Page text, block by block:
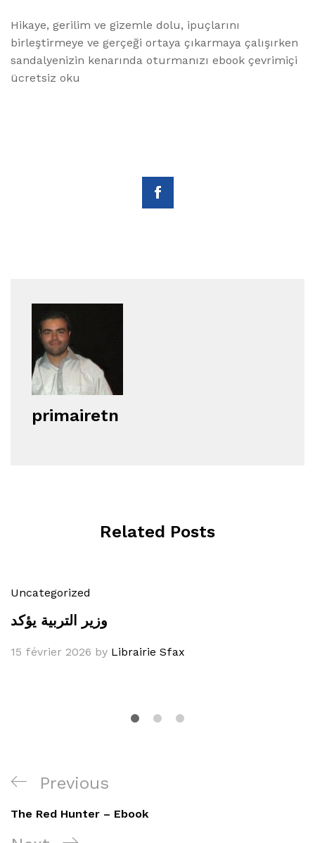
Hikaye, gerilim ve gizemle dolu, ipuçlarını
birleştirmeye ve gerçeği ortaya çıkarmaya çalışırken
sandalyenizin kenarında oturmanızı ebook çevrimiçi
ücretsiz oku
primairetn
Related Posts
Uncategorized
وزير التربية يؤكد
15 février 2026 by Librairie Sfax
Navigation
de
l’article
Previous
Post
Previous
The Red Hunter – Ebook